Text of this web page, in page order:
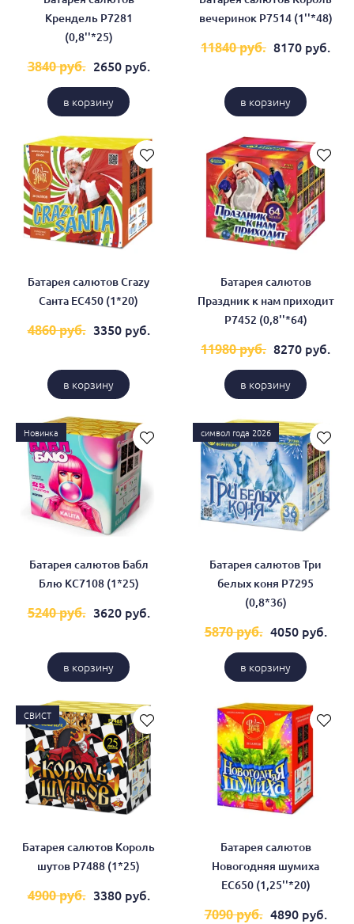
Крендель Р7281
(0,8''*25)
3840 руб. 2650 руб.
в корзину
вечеринок Р7514 (1''*48)
11840 руб. 8170 руб.
в корзину
Батарея салютов Crazy
Санта ЕС450 (1*20)
4860 руб. 3350 руб.
в корзину
Батарея салютов
Праздник к нам приходит
Р7452 (0,8''*64)
11980 руб. 8270 руб.
в корзину
Новинка
Батарея салютов Бабл
Блю КС7108 (1*25)
5240 руб. 3620 руб.
в корзину
символ года 2026
Батарея салютов Три
белых коня Р7295
(0,8*36)
5870 руб. 4050 руб.
в корзину
СВИСТ
Батарея салютов Король
шутов Р7488 (1*25)
4900 руб. 3380 руб.
Батарея салютов
Новогодняя шумиха
ЕС650 (1,25''*20)
7090 руб. 4890 руб.